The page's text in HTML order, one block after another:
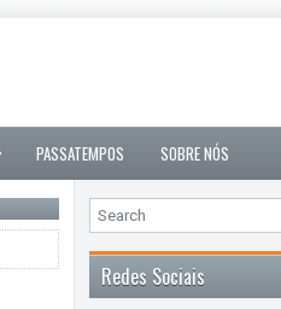
PASSATEMPOS SOBRE NÓS
Redes Sociais